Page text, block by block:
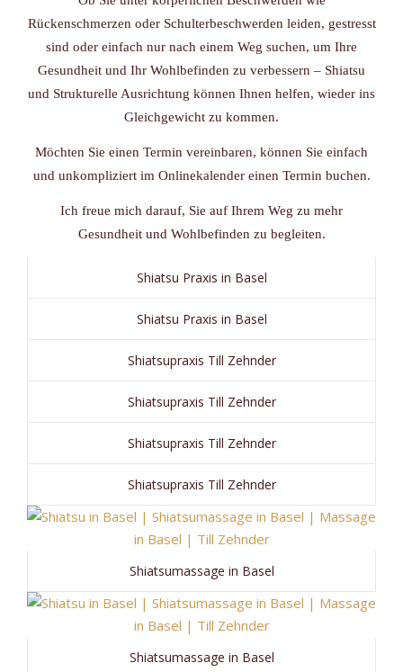
Rückenschmerzen oder Schulterbeschwerden leiden, gestresst
sind oder einfach nur nach einem Weg suchen, um Ihre
Gesundheit und Ihr Wohlbefinden zu verbessern – Shiatsu
und Strukturelle Ausrichtung können Ihnen helfen, wieder ins
Gleichgewicht zu kommen.
Möchten Sie einen Termin vereinbaren, können Sie einfach
und unkompliziert im Onlinekalender einen Termin buchen.
Ich freue mich darauf, Sie auf Ihrem Weg zu mehr
Gesundheit und Wohlbefinden zu begleiten.
Shiatsu Praxis in Basel
Shiatsu Praxis in Basel
Shiatsupraxis Till Zehnder
Shiatsupraxis Till Zehnder
Shiatsupraxis Till Zehnder
Shiatsupraxis Till Zehnder
Shiatsumassage in Basel
Shiatsumassage in Basel